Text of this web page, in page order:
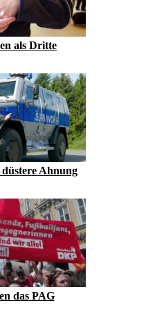
als Dritte
Ahnung
das PAG